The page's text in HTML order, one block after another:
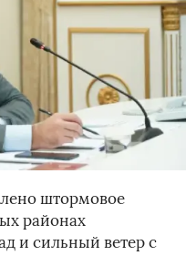
штормовое
районах
и сильный ветер с